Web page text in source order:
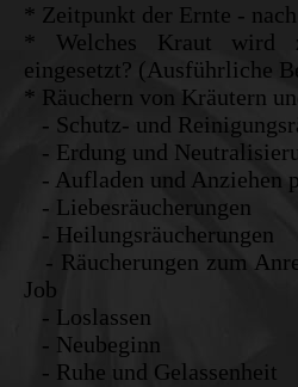
* Zeitpunkt der Ernte -
* Welches Kraut wird
eingesetzt? (Ausführliche
* Räuchern von Kräutern
- Schutz- und
- Erdung und
- Aufladen und Anziehen
- Liebesräucherungen
- Heilungsräucherungen
- Räucherungen zum
Job
- Loslassen
- Neubeginn
- Ruhe und Gelassenheit